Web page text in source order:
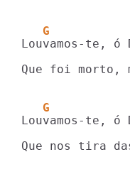
G
Que foi morto,
G
Que nos tira